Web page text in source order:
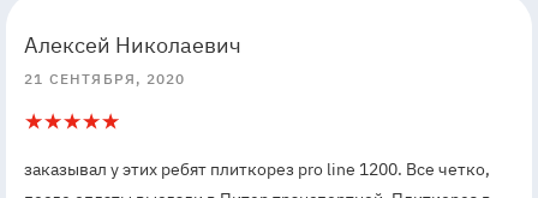
55
Алексей Николаевич
21 СЕНТЯБРЯ, 2020
5
1
заказывал у этих ребят плиткорез pro line 1200. Все четко,